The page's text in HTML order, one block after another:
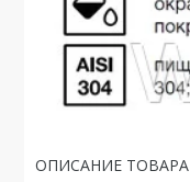
ОПИСАНИЕ ТОВАРА